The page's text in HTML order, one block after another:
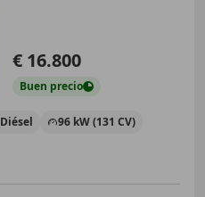
€ 16.800
Buen precio
Diésel 96 kW (131 CV)